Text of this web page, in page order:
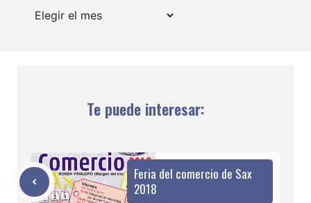
Archivos
Te puede interesar:
Feria del comercio de Sax
2018